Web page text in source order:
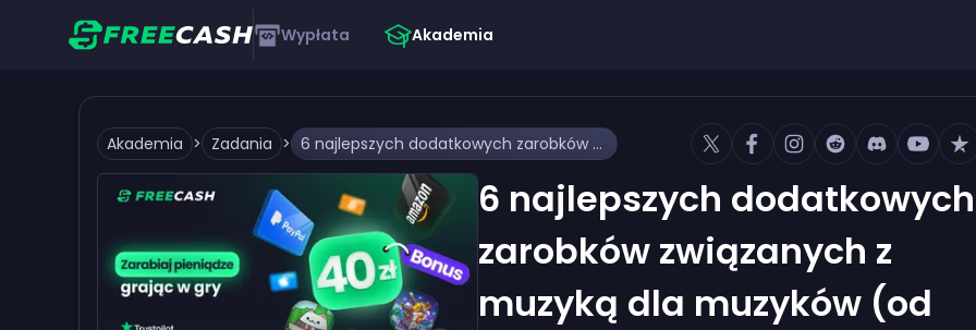
Wypłata Akademia
Akademia > Zadania > 6 najlepszych dodatkowych zarobków związanych z muzyką dla muzyków (od muzyka)
6 najlepszych dodatkowych
zarobków związanych z
muzyką dla muzyków (od